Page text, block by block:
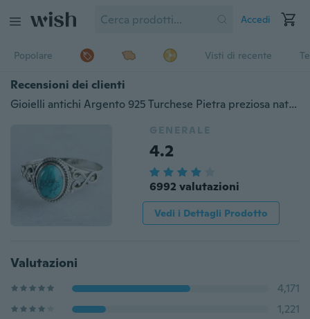
Accedi
Popolare Visti di recente
Recensioni dei clienti
Gioielli antichi Argento 925 Turchese Pietra preziosa naturale Sposa Fidanzamento Anello vintage Regali Taglia 6-10
GENERALE
4.2
6992 valutazioni
Vedi i Dettagli Prodotto
Valutazioni
4,171
1,221